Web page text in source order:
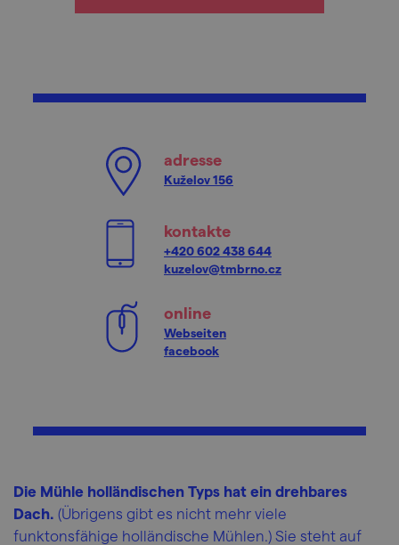
adresse
Kuželov 156
kontakte
+420 602 438 644
kuzelov@tmbrno.cz
online
Webseiten
facebook
Die Mühle holländischen Typs hat ein drehbares
Dach. (Übrigens gibt es nicht mehr viele
funktonsfähige holländische Mühlen.) Sie steht auf